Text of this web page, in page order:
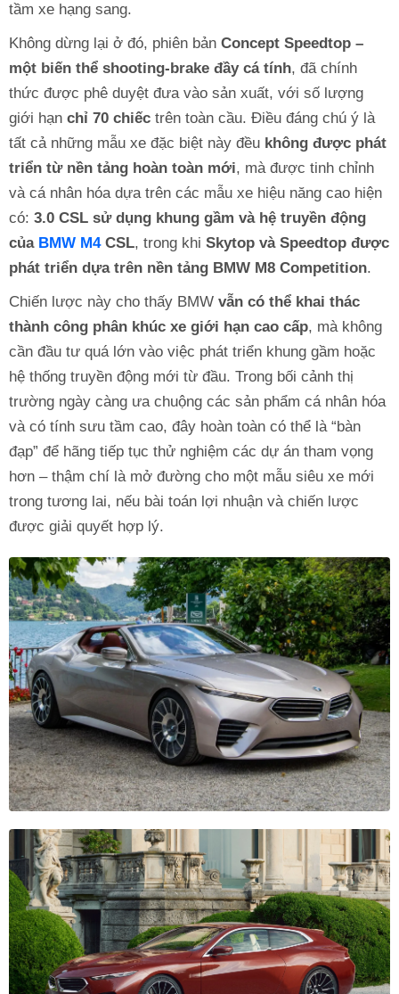
tầm xe hạng sang.
Không dừng lại ở đó, phiên bản Concept Speedtop –
một biến thể shooting-brake đầy cá tính, đã chính
thức được phê duyệt đưa vào sản xuất, với số lượng
giới hạn chỉ 70 chiếc trên toàn cầu. Điều đáng chú ý là
tất cả những mẫu xe đặc biệt này đều không được phát
triển từ nền tảng hoàn toàn mới, mà được tinh chỉnh
và cá nhân hóa dựa trên các mẫu xe hiệu năng cao hiện
có: 3.0 CSL sử dụng khung gầm và hệ truyền động
của BMW M4CSL, trong khi Skytop và Speedtop được
phát triển dựa trên nền tảng BMW M8 Competition.
Chiến lược này cho thấy BMW vẫn có thể khai thác
thành công phân khúc xe giới hạn cao cấp, mà không
cần đầu tư quá lớn vào việc phát triển khung gầm hoặc
hệ thống truyền động mới từ đầu. Trong bối cảnh thị
trường ngày càng ưa chuộng các sản phẩm cá nhân hóa
và có tính sưu tầm cao, đây hoàn toàn có thể là “bàn
đạp” để hãng tiếp tục thử nghiệm các dự án tham vọng
hơn – thậm chí là mở đường cho một mẫu siêu xe mới
trong tương lai, nếu bài toán lợi nhuận và chiến lược
được giải quyết hợp lý.